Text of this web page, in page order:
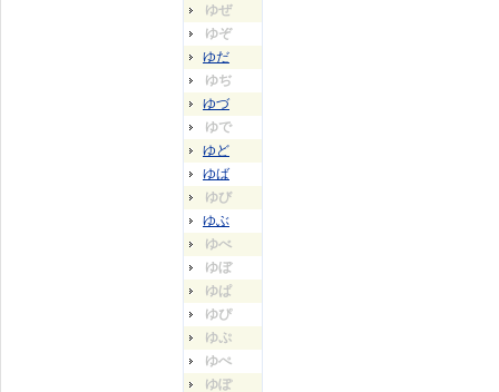
ゆぜ
ゆぞ
ゆだ
ゆぢ
ゆづ
ゆで
ゆど
ゆば
ゆび
ゆぶ
ゆべ
ゆぼ
ゆぱ
ゆぴ
ゆぷ
ゆぺ
ゆぽ